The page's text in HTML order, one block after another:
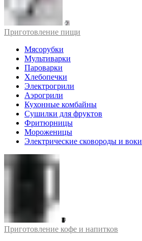
Приготовление пищи
Мясорубки
Мультиварки
Пароварки
Хлебопечки
Электрогрили
Аэрогрили
Кухонные комбайны
Сушилки для фруктов
Фритюрницы
Мороженицы
Электрические сковороды и воки
Приготовление кофе и напитков